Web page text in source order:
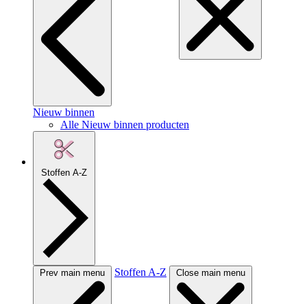
Nieuw binnen
Alle Nieuw binnen producten
Stoffen A-Z
Prev main menu Stoffen A-Z Close main menu